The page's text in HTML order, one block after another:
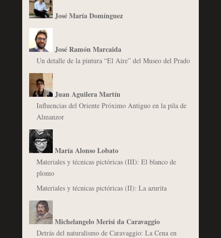
José María Domínguez
José Ramón Marcaida
Un detalle de la pintura “El Aire” del Museo del Prado
Juan Aguilera Martín
Influencias del Oriente Próximo Antiguo en la pila de
Almanzor
María Alonso Lobato
Materiales y técnicas pictóricas (III): El blanco de
plomo
Materiales y técnicas pictóricas (II): La azurita
Michelangelo Merisi da Caravaggio
Detrás del naturalismo de Caravaggio: La Cena en